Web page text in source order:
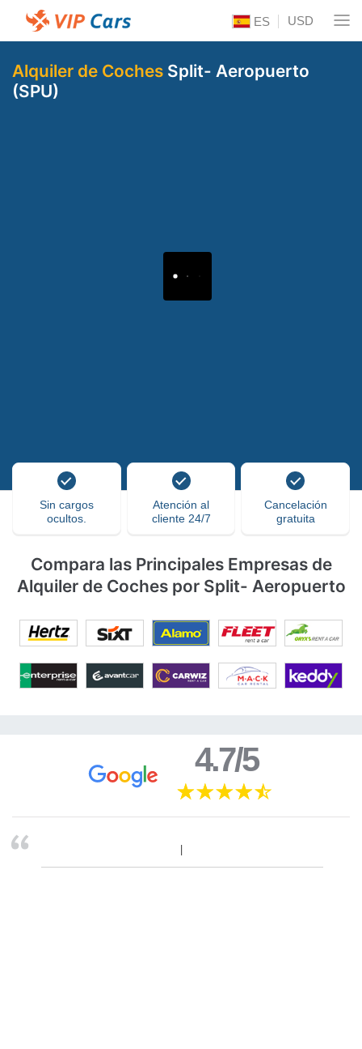
ES USD
Alquiler de Coches Split- Aeropuerto
(SPU)
Sin cargos
ocultos.
Atención al
cliente 24/7
Cancelación
gratuita
Compara las Principales Empresas de
Alquiler de Coches por Split- Aeropuerto
4.7/5